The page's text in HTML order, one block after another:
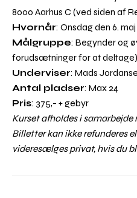
8000 Aarhus C (ved siden af
Hvornår: Onsdag den 6. maj
Målgruppe: Begynder og
forudsætninger for at deltage)
Underviser: Mads
Antal pladser: Max 24
Pris: 375,- + gebyr
Kurset afholdes i samarbejde
Billetter kan ikke refunderes
videresælges privat, hvis du